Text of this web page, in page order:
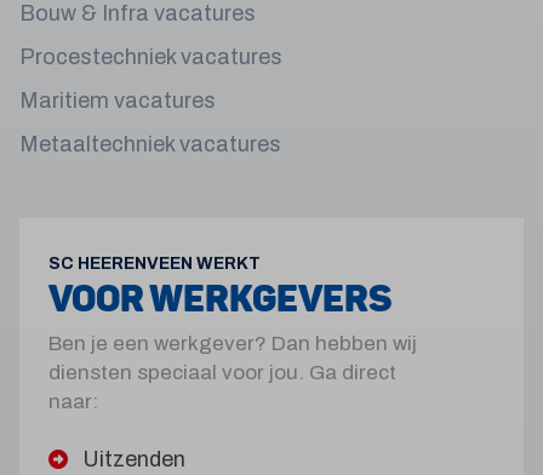
Bouw & Infra vacatures
Procestechniek vacatures
Maritiem vacatures
Metaaltechniek vacatures
SC HEERENVEEN WERKT
VOOR WERKGEVERS
Ben je een werkgever? Dan hebben wij
diensten speciaal voor jou. Ga direct
naar:
Uitzenden